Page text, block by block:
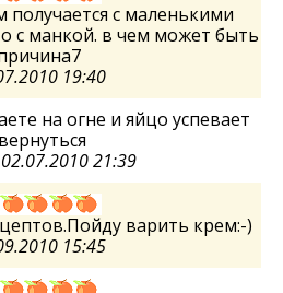
получается с маленькими
с манкой. в чем может быть
19:40
на огне и яйцо успевает
02.07.2010 21:39
варить крем:-)
15:45